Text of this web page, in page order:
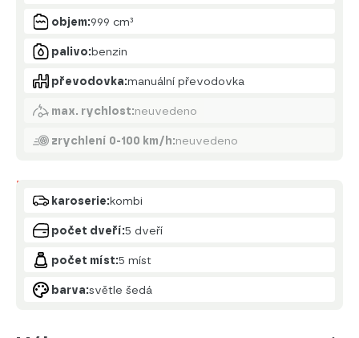
objem:999 cm³
palivo:benzin
převodovka:manuální převodovka
max. rychlost:neuvedeno
zrychlení 0-100 km/h:neuvedeno
Karoserie
karoserie:kombi
počet dveří:5 dveří
počet míst:5 míst
barva:světle šedá